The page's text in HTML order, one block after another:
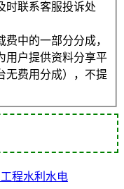
时联系客服投诉处
中的一部分分成，
用户提供资料分享平
无费用分成），不提
程水利水电